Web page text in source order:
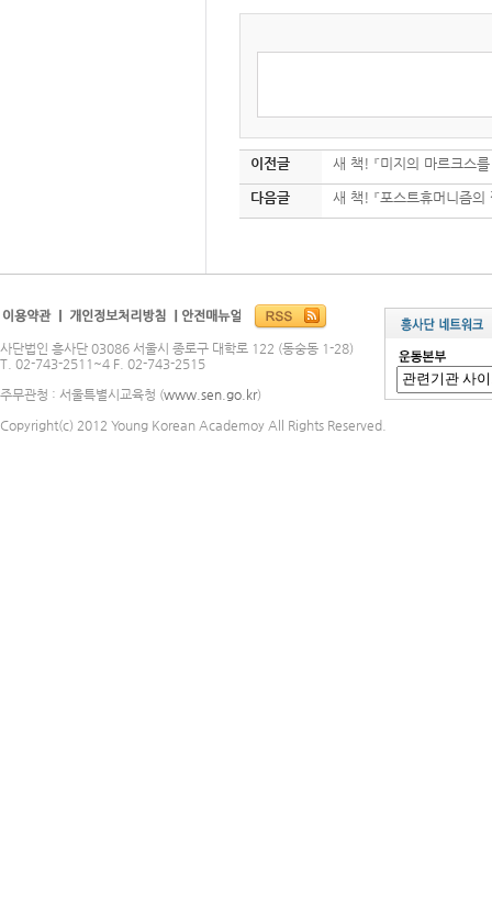
이전글 새 책! 『미지의 마르크스
다음글 새 책! 『포스트휴머니즘의
사단법인 흥사단 03086 서울시 종로구 대학로 122 (동숭동 1-28)
T. 02-743-2511~4 F. 02-743-2515
주무관청 : 서울특별시교육청 (www.sen.go.kr)
Copyright(c) 2012 Young Korean Academoy All Rights Reserved.